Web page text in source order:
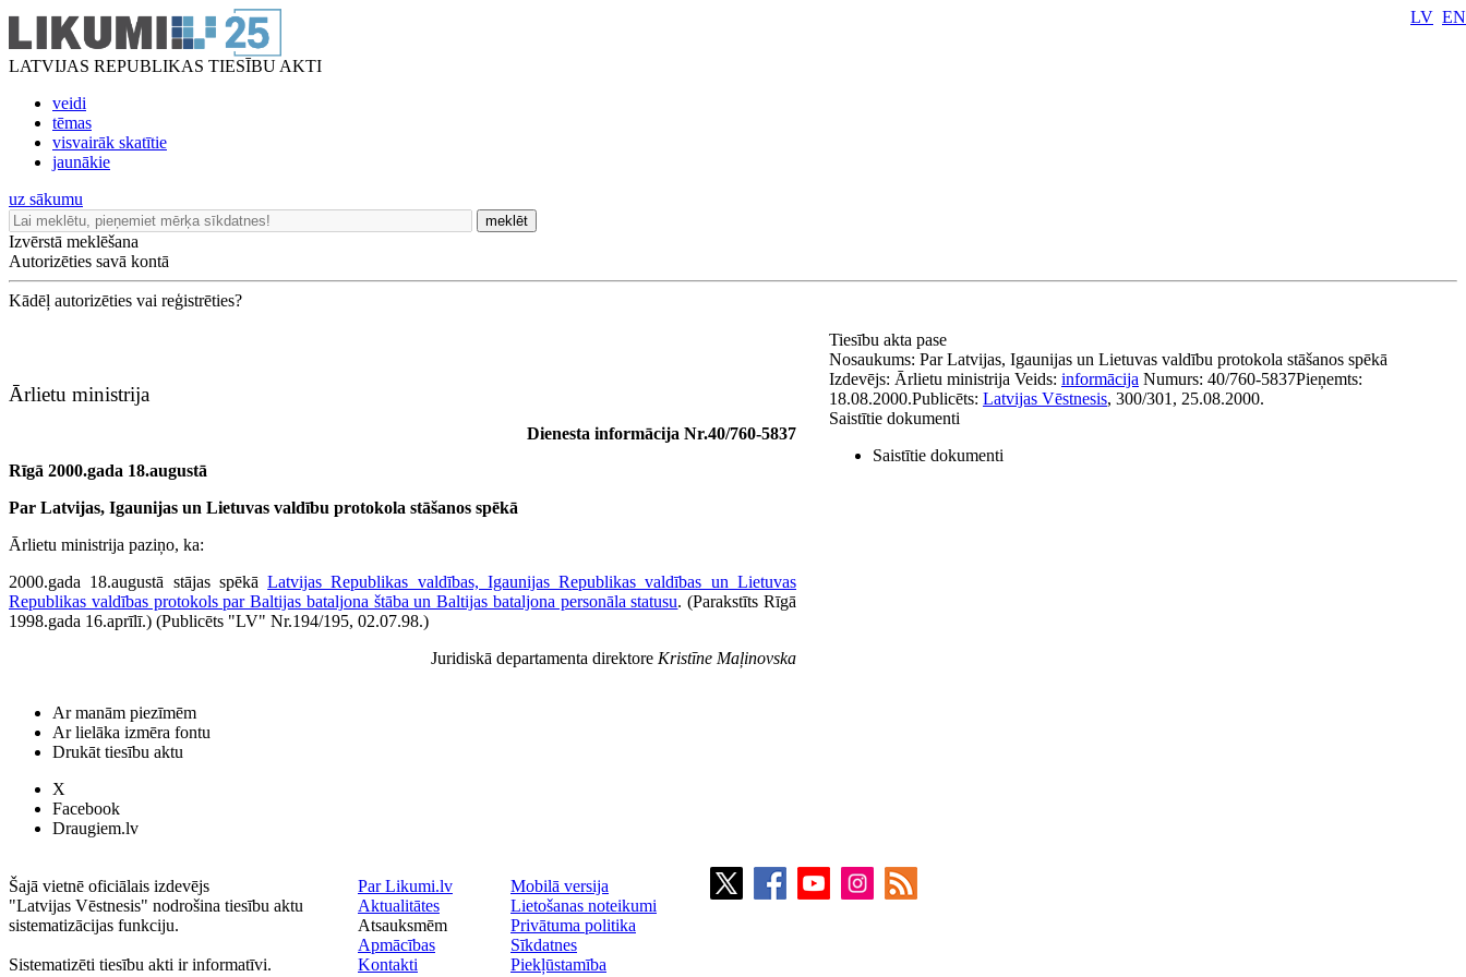
LATVIJAS REPUBLIKAS TIESĪBU AKTI
veidi
tēmas
visvairāk skatītie
jaunākie
LV EN
uz sākumu
meklēt
Izvērstā meklēšana
Autorizēties savā kontā
Kādēļ autorizēties vai reģistrēties?
Ārlietu ministrija
Dienesta informācija Nr.40/760-5837
Rīgā 2000.gada 18.augustā
Par Latvijas, Igaunijas un Lietuvas valdību protokola stāšanos spēkā
Ārlietu ministrija paziņo, ka:
2000.gada 18.augustā stājas spēkāLatvijas Republikas valdības, Igaunijas Republikas valdības un Lietuvas
Republikas valdības protokols par Baltijas bataljona štāba un Baltijas bataljona personāla statusu. (Parakstīts Rīgā
1998.gada 16.aprīlī.) (Publicēts "LV" Nr.194/195, 02.07.98.)
Juridiskā departamenta direktore Kristīne Maļinovska
Tiesību akta pase
Nosaukums: Par Latvijas, Igaunijas un Lietuvas valdību protokola stāšanos spēkā
Izdevējs: Ārlietu ministrija Veids: informācija Numurs: 40/760-5837Pieņemts:
18.08.2000.Publicēts: Latvijas Vēstnesis, 300/301, 25.08.2000.
Saistītie dokumenti
Saistītie dokumenti
Ar manām piezīmēm
Ar lielāka izmēra fontu
Drukāt tiesību aktu
X
Facebook
Draugiem.lv
Šajā vietnē oficiālais izdevējs
"Latvijas Vēstnesis" nodrošina tiesību aktu
sistematizācijas funkciju.
Sistematizēti tiesību akti ir informatīvi.
Par Likumi.lv
Aktualitātes
Atsauksmēm
Apmācības
Kontakti
Mobilā versija
Lietošanas noteikumi
Privātuma politika
Sīkdatnes
Piekļūstamība